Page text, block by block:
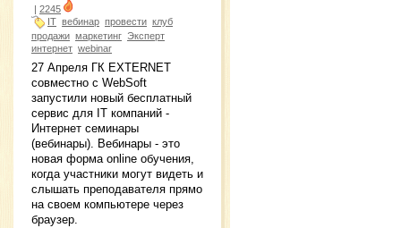
| 2245
IT вебинар провести клуб
продажи маркетинг Эксперт
интернет webinar
27 Апреля ГК EXTERNET
совместно с WebSoft
запустили новый бесплатный
сервис для IT компаний -
Интернет семинары
(вебинары). Вебинары - это
новая форма online обучения,
когда участники могут видеть и
слышать преподавателя прямо
на своем компьютере через
браузер.